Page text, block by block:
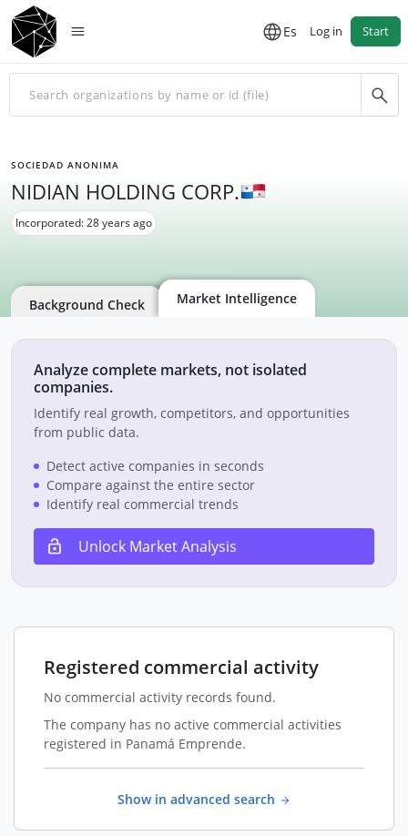
Es Log in Start
SOCIEDAD ANONIMA
NIDIAN HOLDING CORP.
Incorporated: 28 years ago
Background Check Market Intelligence
Analyze complete markets, not isolated
companies.
Identify real growth, competitors, and opportunities
from public data.
Detect active companies in seconds
Compare against the entire sector
Identify real commercial trends
Unlock Market Analysis
Registered commercial activity
No commercial activity records found.
The company has no active commercial activities
registered in Panamá Emprende.
Show in advanced search